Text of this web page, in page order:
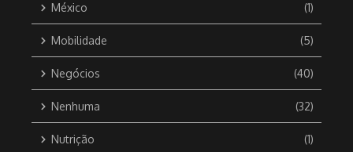
México (1)
Mobilidade (5)
Negócios (40)
Nenhuma (32)
Nutrição (1)